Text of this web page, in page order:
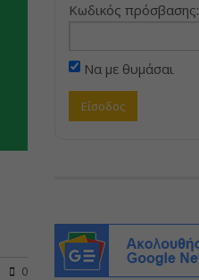
0
Κωδικός πρόσβασης:
Να με θυμάσαι